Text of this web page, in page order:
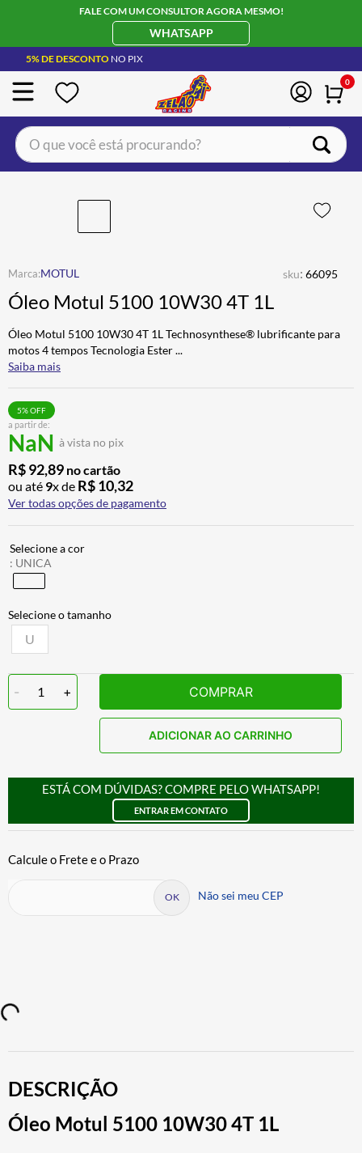
FALE COM UM CONSULTOR AGORA MESMO!
WHATSAPP
5% DE DESCONTO NO PIX
0
O que você está procurando?
MOTUL sku: 66095
Óleo Motul 5100 10W30 4T 1L
Óleo Motul 5100 10W30 4T 1L Technosynthese® lubrificante para
motos 4 tempos Tecnologia Ester...
Saiba mais
a partir de:
NaN à vista no pix
5% OFF
R$92,89 no cartão
ou até 9x de R$10,32
Ver todas opções de pagamento
: UNICA
U
- 1 + COMPRAR
ADICIONAR AO CARRINHO
ESTÁ COM DÚVIDAS? COMPRE PELO WHATSAPP!
ENTRAR EM CONTATO
Não sei meu CEP
DESCRIÇÃO
Óleo Motul 5100 10W30 4T 1L
CAPACETE LS2
BOTA
6º ALPINESTAR
7º BAU
8º
9º